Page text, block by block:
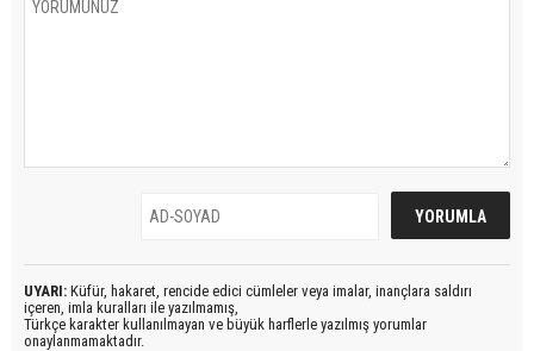
UYARI: Küfür, hakaret, rencide edici cümleler veya imalar, inançlara saldırı
içeren, imla kuralları ile yazılmamış,
Türkçe karakter kullanılmayan ve büyük harflerle yazılmış yorumlar
onaylanmamaktadır.